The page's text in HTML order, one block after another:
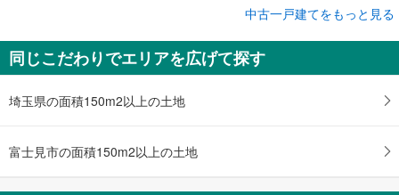
ふじみ野市上福岡3丁目
4,480万円
2LDK＋S
土地面積 62.24m
東武東上線 「ふじみ野」駅 徒歩22分
中古一戸建てをもっと見る
同じこだわりでエリアを広げて探す
埼玉県の面積150m2以上の土地
富士見市の面積150m2以上の土地